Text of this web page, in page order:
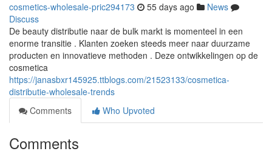
cosmetics-wholesale-pric294173 55 days ago
News
Discuss
De beauty distributie naar de bulk markt is momenteel in een
enorme transitie . Klanten zoeken steeds meer naar duurzame
producten en innovatieve methoden . Deze ontwikkelingen op de
cosmetica
https://janasbxr145925.ttblogs.com/21523133/cosmetica-
distributie-wholesale-trends
Comments
Who Upvoted
Comments